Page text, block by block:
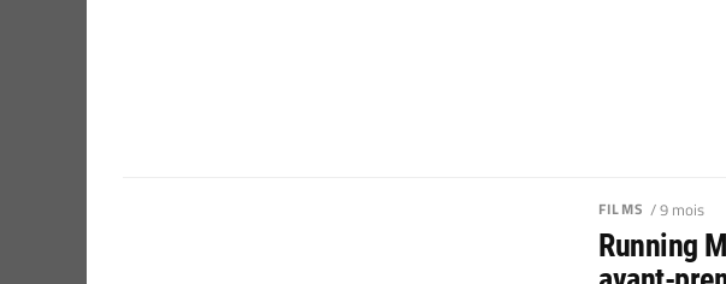
FILMS / 9 mois
Running